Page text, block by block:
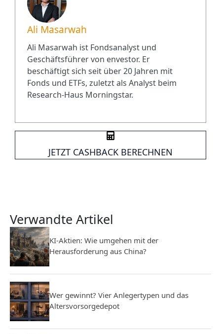
Ali Masarwah
Ali Masarwah ist Fondsanalyst und
Geschäftsführer von envestor. Er
beschäftigt sich seit über 20 Jahren mit
Fonds und ETFs, zuletzt als Analyst beim
Research-Haus Morningstar.
JETZT CASHBACK BERECHNEN
Verwandte Artikel
KI-Aktien: Wie umgehen mit der
Herausforderung aus China?
Wer gewinnt? Vier Anlegertypen und das
Altersvorsorgedepot